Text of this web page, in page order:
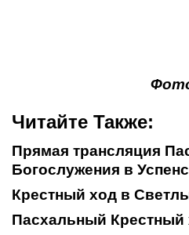
Читайте Также:
Прямая трансляция
Богослужения в
Крестный ход в
Пасхальный Крестный